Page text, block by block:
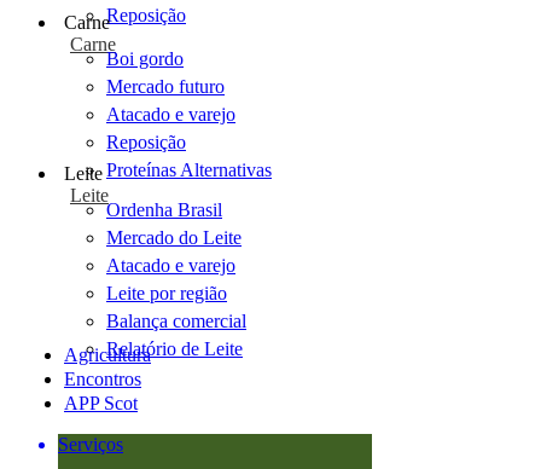
Reposição
Carne
Carne
Boi gordo
Mercado futuro
Atacado e varejo
Reposição
Proteínas Alternativas
Leite
Leite
Ordenha Brasil
Mercado do Leite
Atacado e varejo
Leite por região
Balança comercial
Relatório de Leite
Agricultura
Encontros
APP Scot
Serviços